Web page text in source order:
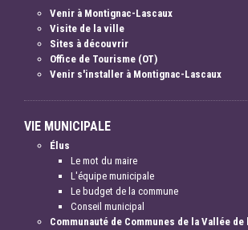
Venir à Montignac-Lascaux
Visite de la ville
Sites à découvrir
Office de Tourisme (OT)
Venir s'installer à Montignac-Lascaux
VIE MUNICIPALE
Élus
Le mot du maire
L'équipe municipale
Le budget de la commune
Conseil municipal
Communauté de Communes de la Vallée de